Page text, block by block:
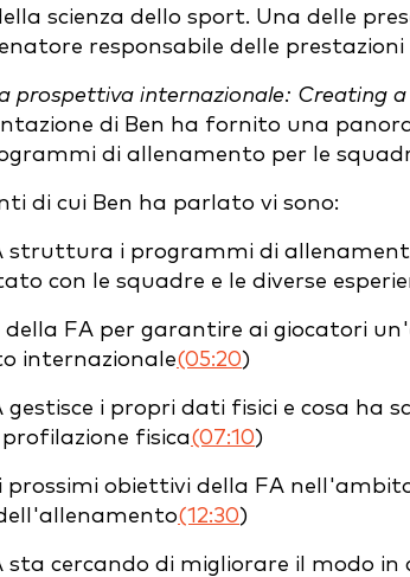
scienza dello sport. Una delle
responsabile delle prestazioni
prospettiva internazionale: Creating
di Ben ha fornito una
di allenamento per le
di cui Ben ha parlato vi sono:
struttura i programmi di
con le squadre e le diverse
della FA per garantire ai giocatori
internazionale(05:20)
gestisce i propri dati fisici e cosa ha
fisica(07:10)
prossimi obiettivi della FA
(12:30)
sta cercando di migliorare il modo in